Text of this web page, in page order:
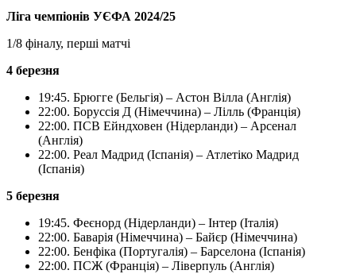
Ліга чемпіонів УЄФА 2024/25
1/8 фіналу, перші матчі
4 березня
19:45. Брюгге (Бельгія) – Астон Вілла (Англія)
22:00. Боруссія Д (Німеччина) – Лілль (Франція)
22:00. ПСВ Ейндховен (Нідерланди) – Арсенал
(Англія)
22:00. Реал Мадрид (Іспанія) – Атлетіко Мадрид
(Іспанія)
5 березня
19:45. Феєнорд (Нідерланди) – Інтер (Італія)
22:00. Баварія (Німеччина) – Байєр (Німеччина)
22:00. Бенфіка (Португалія) – Барселона (Іспанія)
22:00. ПСЖ (Франція) – Ліверпуль (Англія)